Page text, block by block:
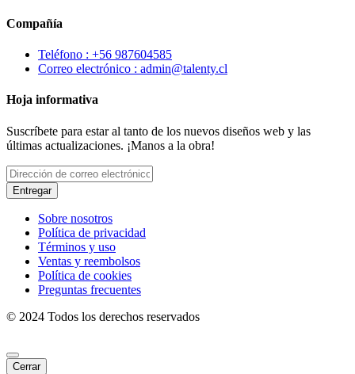
Compañía
Teléfono : +56 987604585
Correo electrónico : admin@talenty.cl
Hoja informativa
Suscríbete para estar al tanto de los nuevos diseños web y las
últimas actualizaciones. ¡Manos a la obra!
Entregar
Sobre nosotros
Política de privacidad
Términos y uso
Ventas y reembolsos
Política de cookies
Preguntas frecuentes
© 2024 Todos los derechos reservados
Cerrar